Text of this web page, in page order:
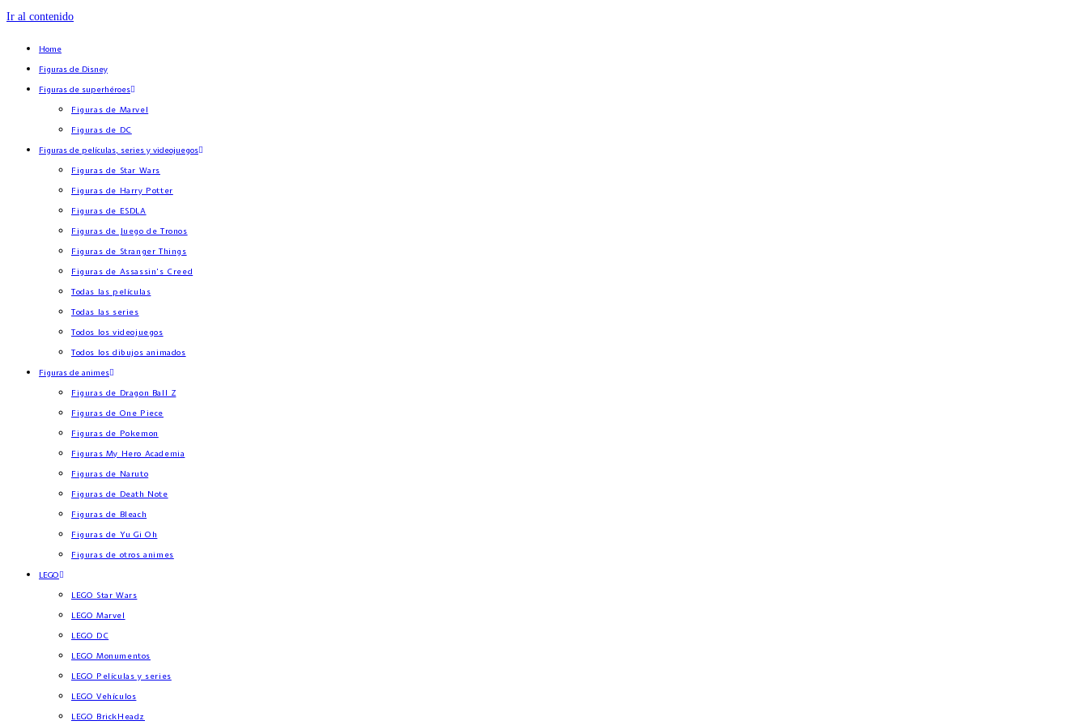
Ir al contenido
Home
Figuras de Disney
Figuras de superhéroes
Figuras de Marvel
Figuras de DC
Figuras de películas, series y videojuegos
Figuras de Star Wars
Figuras de Harry Potter
Figuras de ESDLA
Figuras de Juego de Tronos
Figuras de Stranger Things
Figuras de Assassin’s Creed
Todas las películas
Todas las series
Todos los videojuegos
Todos los dibujos animados
Figuras de animes
Figuras de Dragon Ball Z
Figuras de One Piece
Figuras de Pokemon
Figuras My Hero Academia
Figuras de Naruto
Figuras de Death Note
Figuras de Bleach
Figuras de Yu Gi Oh
Figuras de otros animes
LEGO
LEGO Star Wars
LEGO Marvel
LEGO DC
LEGO Monumentos
LEGO Películas y series
LEGO Vehículos
LEGO BrickHeadz